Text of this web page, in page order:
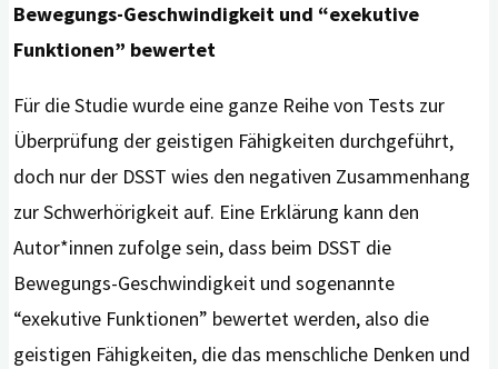
Bewegungs-Geschwindigkeit und “exekutive
Funktionen” bewertet
Für die Studie wurde eine ganze Reihe von Tests zur
Überprüfung der geistigen Fähigkeiten durchgeführt,
doch nur der DSST wies den negativen Zusammenhang
zur Schwerhörigkeit auf. Eine Erklärung kann den
Autor*innen zufolge sein, dass beim DSST die
Bewegungs-Geschwindigkeit und sogenannte
“exekutive Funktionen” bewertet werden, also die
geistigen Fähigkeiten, die das menschliche Denken und